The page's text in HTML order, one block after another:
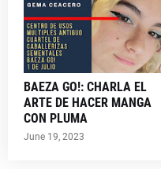
BAEZA GO!: CHARLA EL
ARTE DE HACER MANGA
CON PLUMA
June 19, 2023